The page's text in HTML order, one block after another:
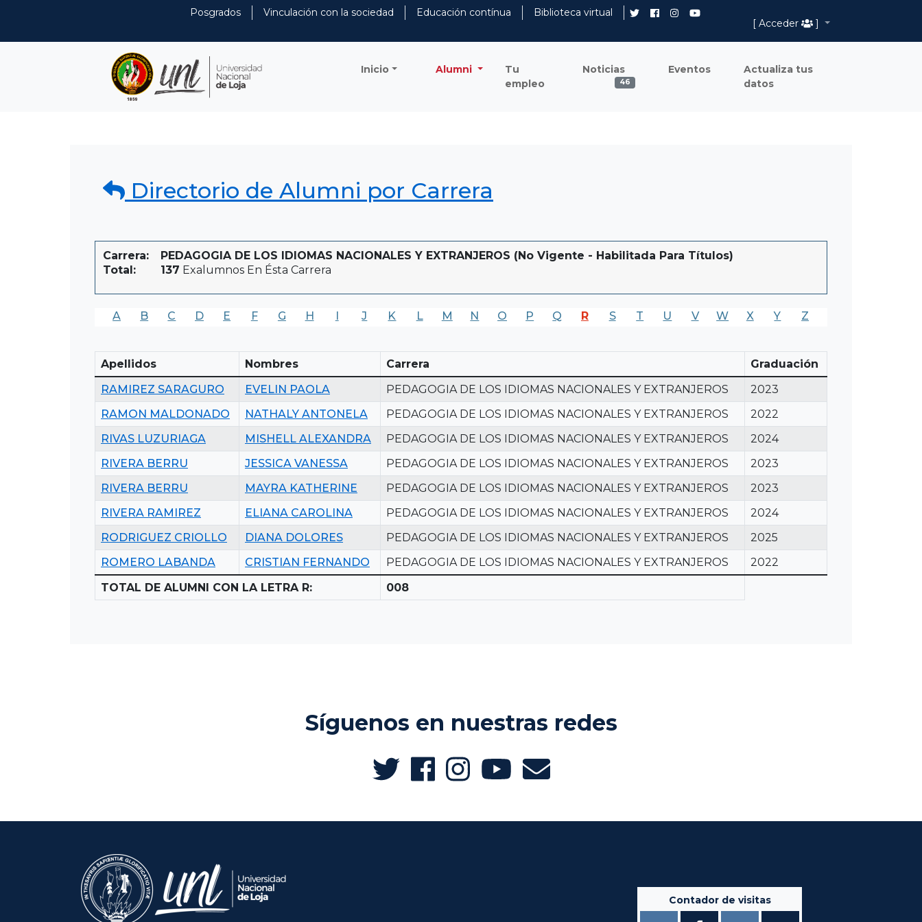
Posgrados Vinculación con la sociedad Educación contínua
Biblioteca virtual
[ Acceder
]
Inicio Alumni
Tu
empleo
Noticias
46
Eventos
Actualiza tus
datos
Directorio de Alumni por Carrera
Carrera:
PEDAGOGIA DE LOS IDIOMAS NACIONALES Y EXTRANJEROS (No Vigente - Habilitada Para Títulos)
Total:
137 Exalumnos En Ésta Carrera
A B C D E F G H I J K L M N O P Q R S T U V W X Y Z
Apellidos Nombres Carrera
Graduación
RAMIREZ SARAGURO
EVELIN PAOLA PEDAGOGIA DE LOS IDIOMAS NACIONALES Y EXTRANJEROS
2023
RAMON MALDONADO
NATHALY ANTONELA PEDAGOGIA DE LOS IDIOMAS NACIONALES Y EXTRANJEROS
2022
RIVAS LUZURIAGA
MISHELL ALEXANDRA PEDAGOGIA DE LOS IDIOMAS NACIONALES Y EXTRANJEROS
2024
RIVERA BERRU
JESSICA VANESSA PEDAGOGIA DE LOS IDIOMAS NACIONALES Y EXTRANJEROS
2023
RIVERA BERRU
MAYRA KATHERINE PEDAGOGIA DE LOS IDIOMAS NACIONALES Y EXTRANJEROS
2023
RIVERA RAMIREZ
ELIANA CAROLINA PEDAGOGIA DE LOS IDIOMAS NACIONALES Y EXTRANJEROS
2024
RODRIGUEZ CRIOLLO
DIANA DOLORES PEDAGOGIA DE LOS IDIOMAS NACIONALES Y EXTRANJEROS
2025
ROMERO LABANDA
CRISTIAN FERNANDO PEDAGOGIA DE LOS IDIOMAS NACIONALES Y EXTRANJEROS
2022
TOTAL DE ALUMNI CON LA LETRA R:
008
Síguenos en nuestras redes
Contador de visitas